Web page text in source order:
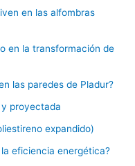
en las alfombras
en la transformación de
las paredes de Pladur?
proyectada
expandido)
eficiencia energética?